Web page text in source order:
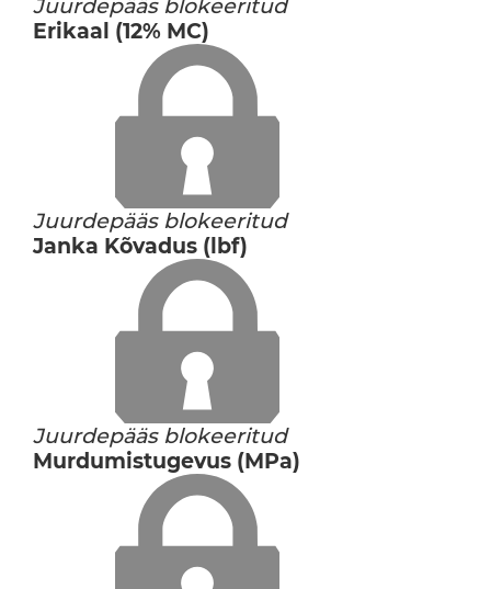
Juurdepääs blokeeritud
Erikaal (12% MC)
Juurdepääs blokeeritud
Janka Kõvadus (lbf)
Juurdepääs blokeeritud
Murdumistugevus (MPa)